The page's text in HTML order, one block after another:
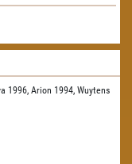
1996, Arion 1994, Wuytens